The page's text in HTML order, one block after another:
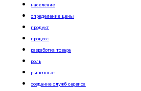
население
определение цены
продукт
процесс
разработка товара
роль
рыночные
создание служб сервиса